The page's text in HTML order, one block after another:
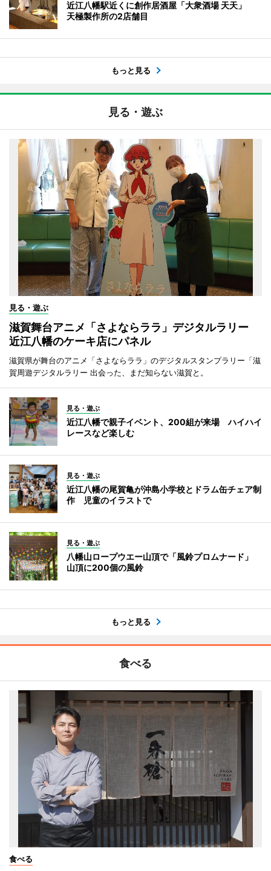
近江八幡駅近くに創作居酒屋「大衆酒場 天天」
天極製作所の2店舗目
もっと見る
見る・遊ぶ
見る・遊ぶ
滋賀舞台アニメ「さよならララ」デジタルラリー
近江八幡のケーキ店にパネル
滋賀県が舞台のアニメ「さよならララ」のデジタルスタンプラリー「滋
賀周遊デジタルラリー 出会った、まだ知らない滋賀と。
見る・遊ぶ
近江八幡で親子イベント、200組が来場 ハイハイ
レースなど楽しむ
見る・遊ぶ
近江八幡の尾賀亀が沖島小学校とドラム缶チェア制
作 児童のイラストで
見る・遊ぶ
八幡山ロープウエー山頂で「風鈴プロムナード」
山頂に200個の風鈴
もっと見る
食べる
食べる